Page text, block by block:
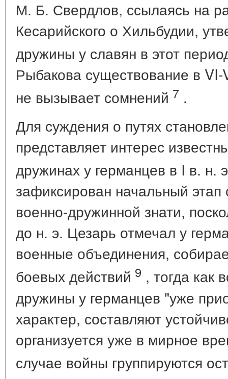
М. Б. Свердлов, ссылаясь на
Кесарийского о Хильбудии,
дружины у славян в этот
Рыбакова существование в
не вызывает сомнений 7 .
Для суждения о путях
представляет интерес
дружинах у германцев в I в. н.
зафиксирован начальный
военно-дружинной знати,
до н. э. Цезарь отмечал у
военные объединения,
боевых действий 9 , тогда как
дружины у германцев "уже
характер, составляют
организуется уже в мирное
случае войны группируются